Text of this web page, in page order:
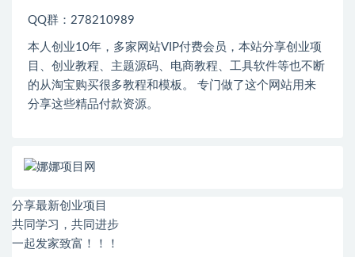
QQ群：278210989
本人创业10年，多家网站VIP付费会员，本站分享创业项
目、创业教程、主题源码、电商教程、工具软件等也不断
的从淘宝购买很多教程和模板。 专门做了这个网站用来
分享这些精品付款资源。
分享最新创业项目
共同学习，共同进步
一起发家致富！！！